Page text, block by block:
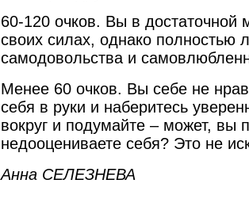
60-120 очков. Вы в достаточной
своих силах, однако полностью
самодовольства и
Менее 60 очков. Вы себе не
себя в руки и наберитесь
вокруг и подумайте – может, вы
недооцениваете себя? Это не
Анна СЕЛЕЗНЕВА